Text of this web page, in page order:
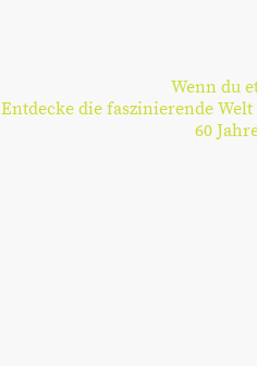
Wenn du
Entdecke die faszinierende
60